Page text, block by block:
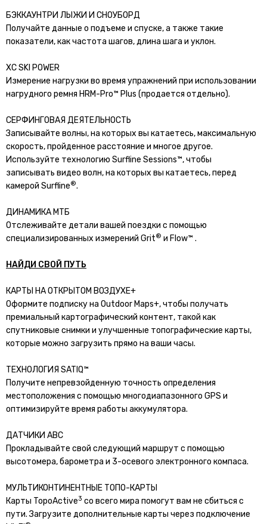
БЭККАУНТРИ ЛЫЖИ И СНОУБОРД
Получайте данные о подъеме и спуске, а также такие
показатели, как частота шагов, длина шага и уклон.
XC SKI POWER
Измерение нагрузки во время упражнений при использовании
нагрудного ремня HRM-Pro™ Plus (продается отдельно).
СЕРФИНГОВАЯ ДЕЯТЕЛЬНОСТЬ
Записывайте волны, на которых вы катаетесь, максимальную
скорость, пройденное расстояние и многое другое.
Используйте технологию Surfline Sessions™, чтобы
записывать видео волн, на которых вы катаетесь, перед
камерой Surfline®.
ДИНАМИКА МТБ
Отслеживайте детали вашей поездки с помощью
специализированных измерений Grit® и Flow™ .
НАЙДИ СВОЙ ПУТЬ
КАРТЫ НА ОТКРЫТОМ ВОЗДУХЕ+
Оформите подписку на Outdoor Maps+, чтобы получать
премиальный картографический контент, такой как
спутниковые снимки и улучшенные топографические карты,
которые можно загрузить прямо на ваши часы.
ТЕХНОЛОГИЯ SATIQ™
Получите непревзойденную точность определения
местоположения с помощью многодиапазонного GPS и
оптимизируйте время работы аккумулятора.
ДАТЧИКИ АВС
Прокладывайте свой следующий маршрут с помощью
высотомера, барометра и 3-осевого электронного компаса.
МУЛЬТИКОНТИНЕНТНЫЕ ТОПО-КАРТЫ
Карты TopoActive3 со всего мира помогут вам не сбиться с
пути. Загрузите дополнительные карты через подключение